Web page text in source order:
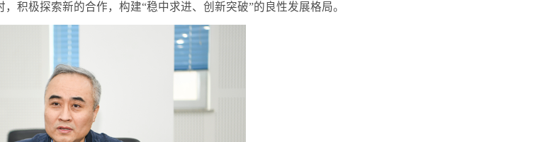
积极探索新的合作，构建“稳中求进、创新突破”的良性发展格局。